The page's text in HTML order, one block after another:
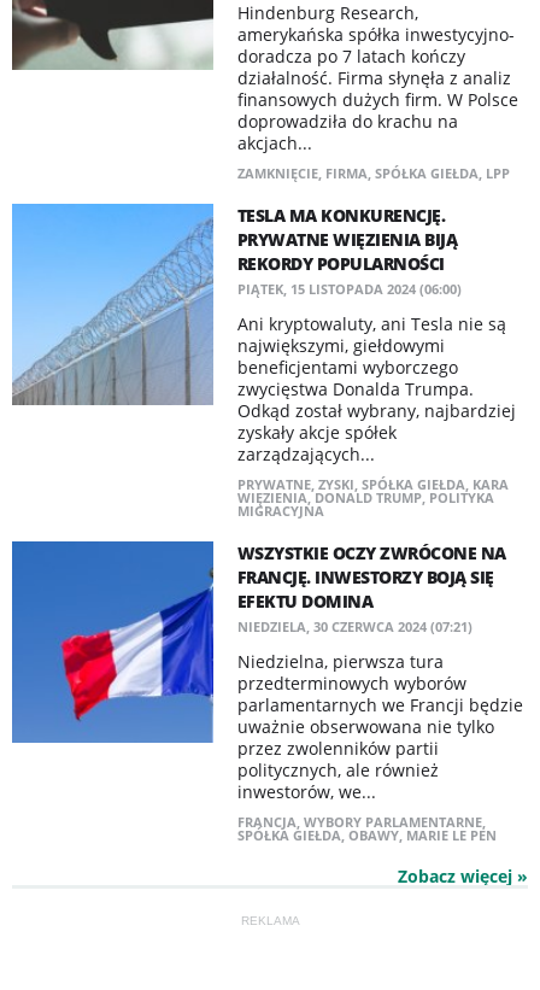
Hindenburg Research,
amerykańska spółka inwestycyjno-
doradcza po 7 latach kończy
działalność. Firma słynęła z analiz
finansowych dużych firm. W Polsce
doprowadziła do krachu na
akcjach...
ZAMKNIĘCIE, FIRMA, SPÓŁKA GIEŁDA, LPP
TESLA MA KONKURENCJĘ.
PRYWATNE WIĘZIENIA BIJĄ
REKORDY POPULARNOŚCI
PIĄTEK, 15 LISTOPADA 2024 (06:00)
Ani kryptowaluty, ani Tesla nie są
największymi, giełdowymi
beneficjentami wyborczego
zwycięstwa Donalda Trumpa.
Odkąd został wybrany, najbardziej
zyskały akcje spółek
zarządzających...
PRYWATNE, ZYSKI, SPÓŁKA GIEŁDA, KARA
WIĘZIENIA,DONALD TRUMP, POLITYKA
MIGRACYJNA
WSZYSTKIE OCZY ZWRÓCONE NA
FRANCJĘ. INWESTORZY BOJĄ SIĘ
EFEKTU DOMINA
NIEDZIELA, 30 CZERWCA 2024 (07:21)
Niedzielna, pierwsza tura
przedterminowych wyborów
parlamentarnych we Francji będzie
uważnie obserwowana nie tylko
przez zwolenników partii
politycznych, ale również
inwestorów, we...
FRANCJA, WYBORY PARLAMENTARNE,
SPÓŁKA GIEŁDA, OBAWY, MARIE LE PEN
Zobacz więcej »
REKLAMA